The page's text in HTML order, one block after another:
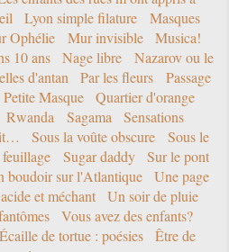
Lyon simple filature
Masques
Ophélie
Mur invisible
Musica!
10 ans
Nage libre
Nazarov ou le
d'antan Par les fleurs
Passage
Petite Masque
Quartier d'orange
Rwanda Sagama
Sensations
Sous la voûte obscure
Sous le
Sugar daddy
Sur le pont
boudoir sur l'Atlantique
Une page
et méchant
Un soir de pluie
Vous avez des enfants?
Écaille de tortue : poésies
Être de